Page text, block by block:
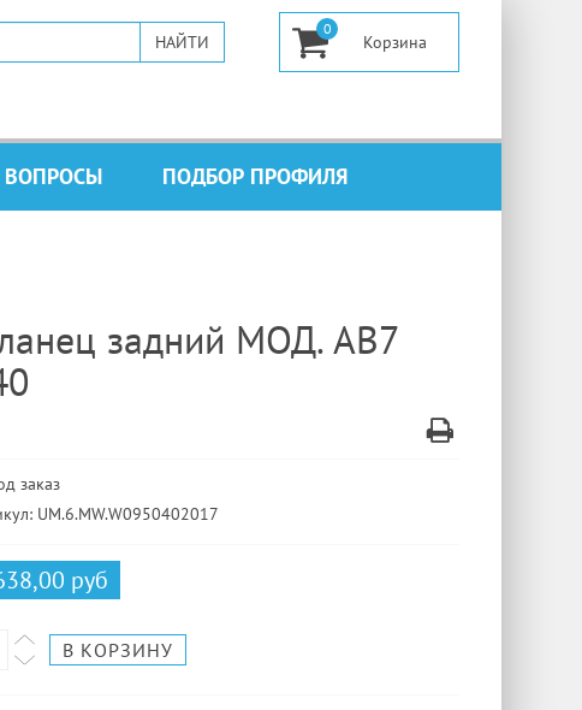
0
ВОПРОСЫ ПОДБОР ПРОФИЛЯ
задний МОД. AB7
заказ
UM.6.MW.W0950402017
руб